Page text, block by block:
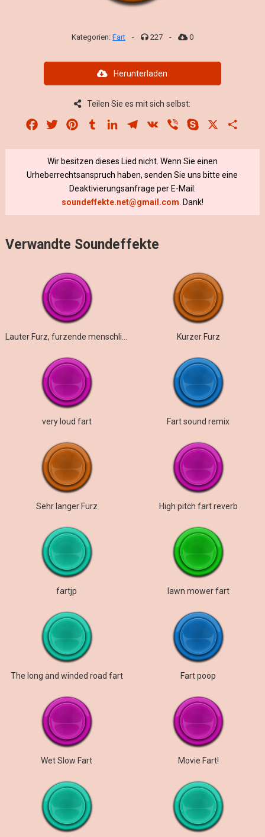
Kategorien: Fart - 227 - 0
Herunterladen
Teilen Sie es mit sich selbst:
Facebook
Twitter PinterestTumblrLinkedInTelegram
VK Viber Skype
Wir besitzen dieses Lied nicht. Wenn Sie einen
Urheberrechtsanspruch haben, senden Sie uns bitte eine
Deaktivierungsanfrage per E-Mail:
soundeffekte.net@gmail.com . Dank!
Verwandte Soundeffekte
Kurzer Furz
very loud fart Fart sound remix
Sehr langer Furz High pitch fart reverb
fartjp lawn mower fart
The long and winded road fart Fart poop
Wet Slow Fart Movie Fart!